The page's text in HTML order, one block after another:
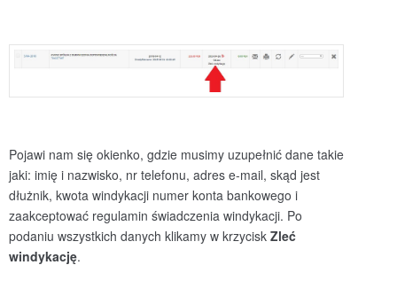
Pojawi nam się okienko, gdzie musimy uzupełnić dane takie
jaki: imię i nazwisko, nr telefonu, adres e-mail, skąd jest
dłużnik, kwota windykacji numer konta bankowego i
zaakceptować regulamin świadczenia windykacji. Po
podaniu wszystkich danych klikamy w krzycisk Zleć
windykację.